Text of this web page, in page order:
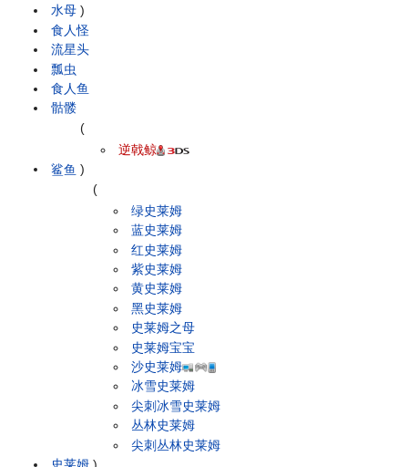
水母 )
食人怪
流星头
瓢虫
食人鱼
骷髅
鲨鱼
(
逆戟鲸
)
(
绿史莱姆
蓝史莱姆
红史莱姆
紫史莱姆
黄史莱姆
黑史莱姆
史莱姆之母
史莱姆宝宝
沙史莱姆
冰雪史莱姆
尖刺冰雪史莱姆
丛林史莱姆
尖刺丛林史莱姆